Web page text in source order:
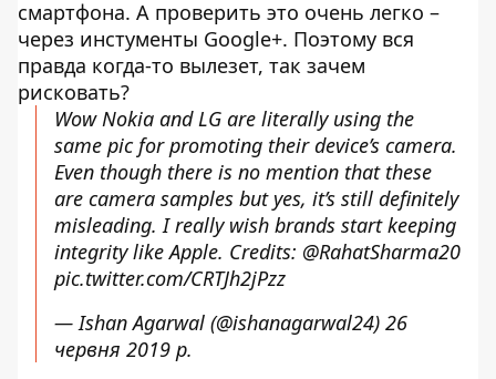
смартфона. А проверить это очень легко –
через инстументы Google+. Поэтому вся
правда когда-то вылезет, так зачем
рисковать?
Wow Nokia and LG are literally using the
same pic for promoting their device’s camera.
Even though there is no mention that these
are camera samples but yes, it’s still definitely
misleading. I really wish brands start keeping
integrity like Apple. Credits: @RahatSharma20
pic.twitter.com/CRTJh2jPzz
— Ishan Agarwal (@ishanagarwal24) 26
червня 2019 р.